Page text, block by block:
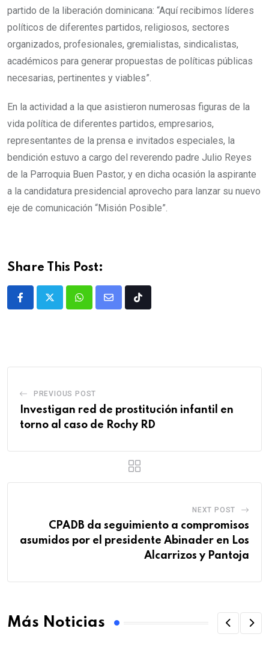
partido de la liberación dominicana: “Aquí recibimos líderes
políticos de diferentes partidos, religiosos, sectores
organizados, profesionales, gremialistas, sindicalistas,
académicos para generar propuestas de políticas públicas
necesarias, pertinentes y viables”.
En la actividad a la que asistieron numerosas figuras de la
vida política de diferentes partidos, empresarios,
representantes de la prensa e invitados especiales, la
bendición estuvo a cargo del reverendo padre Julio Reyes
de la Parroquia Buen Pastor, y en dicha ocasión la aspirante
a la candidatura presidencial aprovecho para lanzar su nuevo
eje de comunicación “Misión Posible”.
Share This Post:
PREVIOUS POST
Investigan red de prostitución infantil en
torno al caso de Rochy RD
NEXT POST
CPADB da seguimiento a compromisos
asumidos por el presidente Abinader en Los
Alcarrizos y Pantoja
Más Noticias